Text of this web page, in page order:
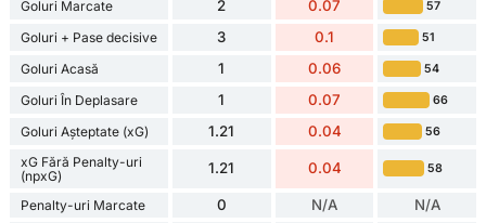
Goluri Marcate 2 0.07 57
Goluri + Pase decisive 3 0.1 51
Goluri Acasă 1 0.06 54
Goluri În Deplasare 1 0.07 66
Goluri Așteptate (xG) 1.21 0.04 56
xG Fără Penalty-uri
(npxG)
1.21 0.04 58
Penalty-uri Marcate 0 N/A N/A